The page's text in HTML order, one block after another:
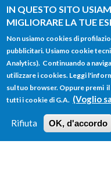
IN QUESTO SITO
MIGLIORARE LA TUE
Non usiamo cookies di
pubblicitari. Usiamo cookie
Analytics). Continuando a
utilizzare i cookies. Leggi
sul tuo browser. Oppure premi
tutti i cookie di G.A. (Voglio
Rifiuta OK, d'accordo
Salta al contenuto principale
FORM
DI
RICERCA
Main menu
HOME TUTTI I
LOGIN